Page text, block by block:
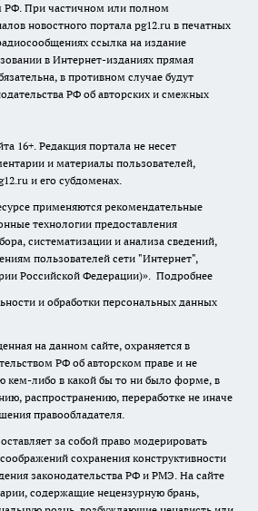
РФ. При частичном или полном
новостного портала pg12.ru в печатных
ссылка на издание
в Интернет-изданиях прямая
в противном случае будут
РФ об авторских и смежных
16+. Редакция портала не несет
и материалы пользователей,
и его субдоменах.
применяются рекомендательные
технологии предоставления
систематизации и анализа сведений,
пользователей сети "Интернет",
Российской Федерации)». Подробнее
и обработки персональных данных
на данном сайте, охраняется в
РФ об авторском праве и не
кем-либо в какой бы то ни было форме, в
распространению, переработке не иначе
правообладателя.
за собой право модерировать
сохранения конструктивности
законодательства РФ и РМЭ. На сайте
содержащие нецензурную брань,